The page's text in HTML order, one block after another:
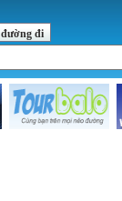
đi